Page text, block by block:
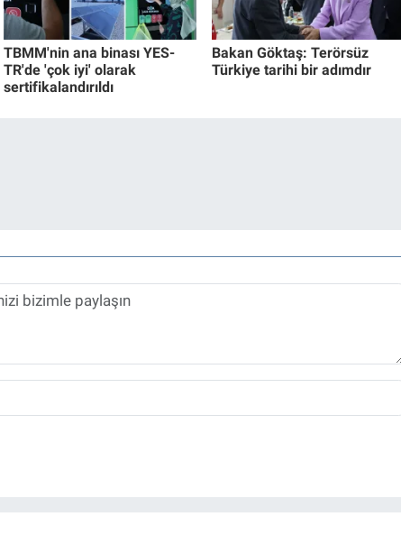
TBMM'nin ana binası YES-
TR'de 'çok iyi' olarak
sertifikalandırıldı
Bakan Göktaş: Terörsüz
Türkiye tarihi bir adımdır